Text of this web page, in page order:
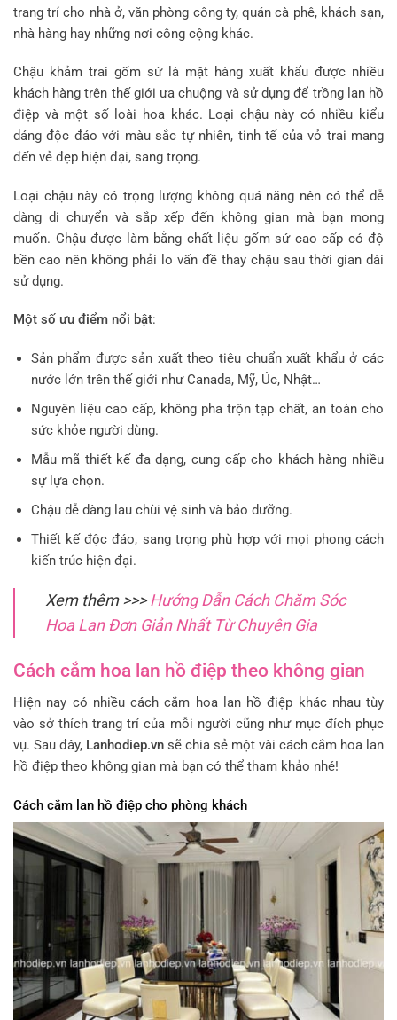
trang trí cho nhà ở, văn phòng công ty, quán cà phê, khách sạn,
nhà hàng hay những nơi công cộng khác.
Chậu khảm trai gốm sứ là mặt hàng xuất khẩu được nhiều
khách hàng trên thế giới ưa chuộng và sử dụng để trồng lan hồ
điệp và một số loài hoa khác. Loại chậu này có nhiều kiểu
dáng độc đáo với màu sắc tự nhiên, tinh tế của vỏ trai mang
đến vẻ đẹp hiện đại, sang trọng.
Loại chậu này có trọng lượng không quá năng nên có thể dễ
dàng di chuyển và sắp xếp đến không gian mà bạn mong
muốn. Chậu được làm bằng chất liệu gốm sứ cao cấp có độ
bền cao nên không phải lo vấn đề thay chậu sau thời gian dài
sử dụng.
Một số ưu điểm nổi bật:
Sản phẩm được sản xuất theo tiêu chuẩn xuất khẩu ở các
nước lớn trên thế giới như Canada, Mỹ, Úc, Nhật…
Nguyên liệu cao cấp, không pha trộn tạp chất, an toàn cho
sức khỏe người dùng.
Mẫu mã thiết kế đa dạng, cung cấp cho khách hàng nhiều
sự lựa chọn.
Chậu dễ dàng lau chùi vệ sinh và bảo dưỡng.
Thiết kế độc đáo, sang trọng phù hợp với mọi phong cách
kiến trúc hiện đại.
Xem thêm >>>Hướng Dẫn Cách Chăm Sóc
Hoa Lan Đơn Giản Nhất Từ Chuyên Gia
Cách cắm hoa lan hồ điệp theo không gian
Hiện nay có nhiều cách cắm hoa lan hồ điệp khác nhau tùy
vào sở thích trang trí của mỗi người cũng như mục đích phục
vụ. Sau đây, Lanhodiep.vn sẽ chia sẻ một vài cách cắm hoa lan
hồ điệp theo không gian mà bạn có thể tham khảo nhé!
Cách cắm lan hồ điệp cho phòng khách